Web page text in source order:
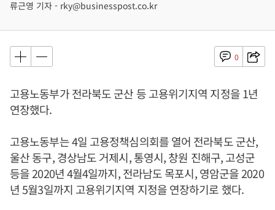
류근영 기자 - rky@businesspost.co.kr
0
고용노동부가 전라북도 군산 등 고용위기지역 지정을 1년
연장했다.
고용노동부는 4일 고용정책심의회를 열어 전라북도 군산,
울산 동구, 경상남도 거제시, 통영시, 창원 진해구, 고성군
등을 2020년 4월4일까지, 전라남도 목포시, 영암군을 2020
년 5월3일까지 고용위기지역 지정을 연장하기로 했다.